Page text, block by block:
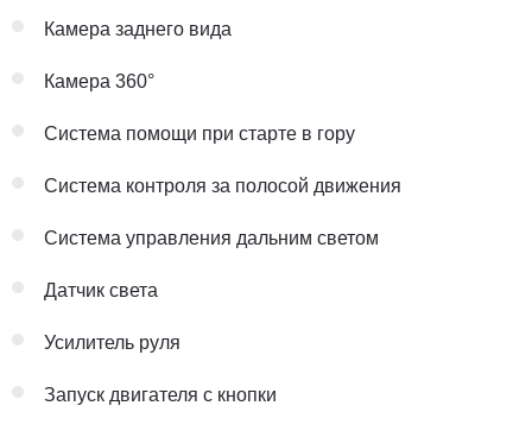
Камера заднего вида
Камера 360°
Система помощи при старте в гору
Система контроля за полосой движения
Система управления дальним светом
Датчик света
Усилитель руля
Запуск двигателя с кнопки